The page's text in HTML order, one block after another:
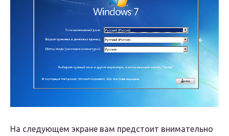
На следующем экране вам предстоит внимательно